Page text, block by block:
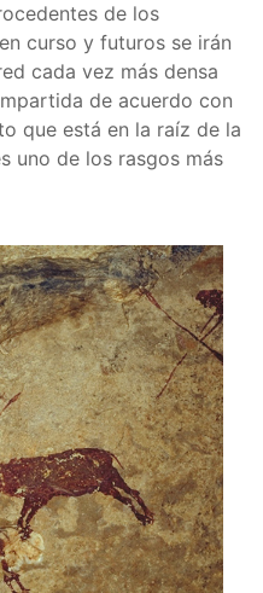
de los
curso y futuros se irán
cada vez más densa
de acuerdo con
que está en la raíz de la
uno de los rasgos más